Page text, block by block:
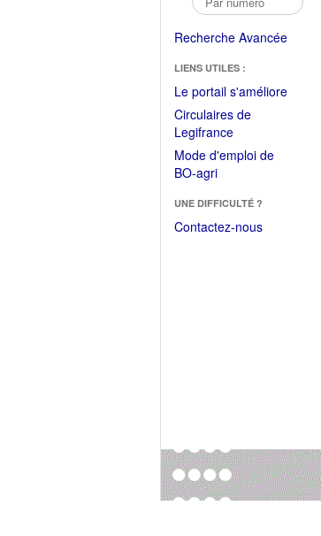
Recherche Avancée
LIENS UTILES :
Le portail s'améliore(Fichier
Circulaires de
Legifrance(Ouvrir
dans
une
fenêtre)
Mode d'emploi de
BO-agri(Ouvrir
une
nouvelle
UNE DIFFICULTÉ ?
Contactez-nous